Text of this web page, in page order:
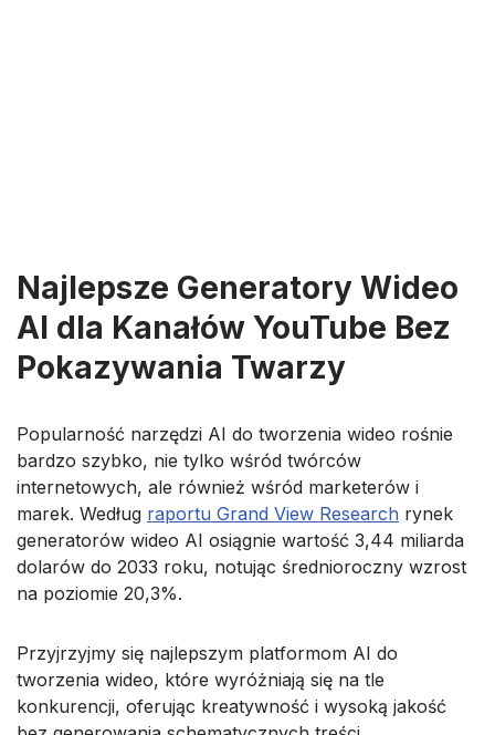
Najlepsze Generatory Wideo
AI dla Kanałów YouTube Bez
Pokazywania Twarzy
Popularność narzędzi AI do tworzenia wideo rośnie
bardzo szybko, nie tylko wśród twórców
internetowych, ale również wśród marketerów i
marek. Według raportu Grand View Research rynek
generatorów wideo AI osiągnie wartość 3,44 miliarda
dolarów do 2033 roku, notując średnioroczny wzrost
na poziomie 20,3%.
Przyjrzyjmy się najlepszym platformom AI do
tworzenia wideo, które wyróżniają się na tle
konkurencji, oferując kreatywność i wysoką jakość